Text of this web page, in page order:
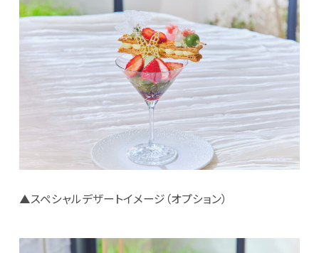
▲スペシャルデザートイメージ（オプション）